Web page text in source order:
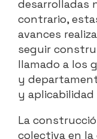
desarrolladas
contrario,
avances
seguir
llamado a los
y
y
La
colectiva en